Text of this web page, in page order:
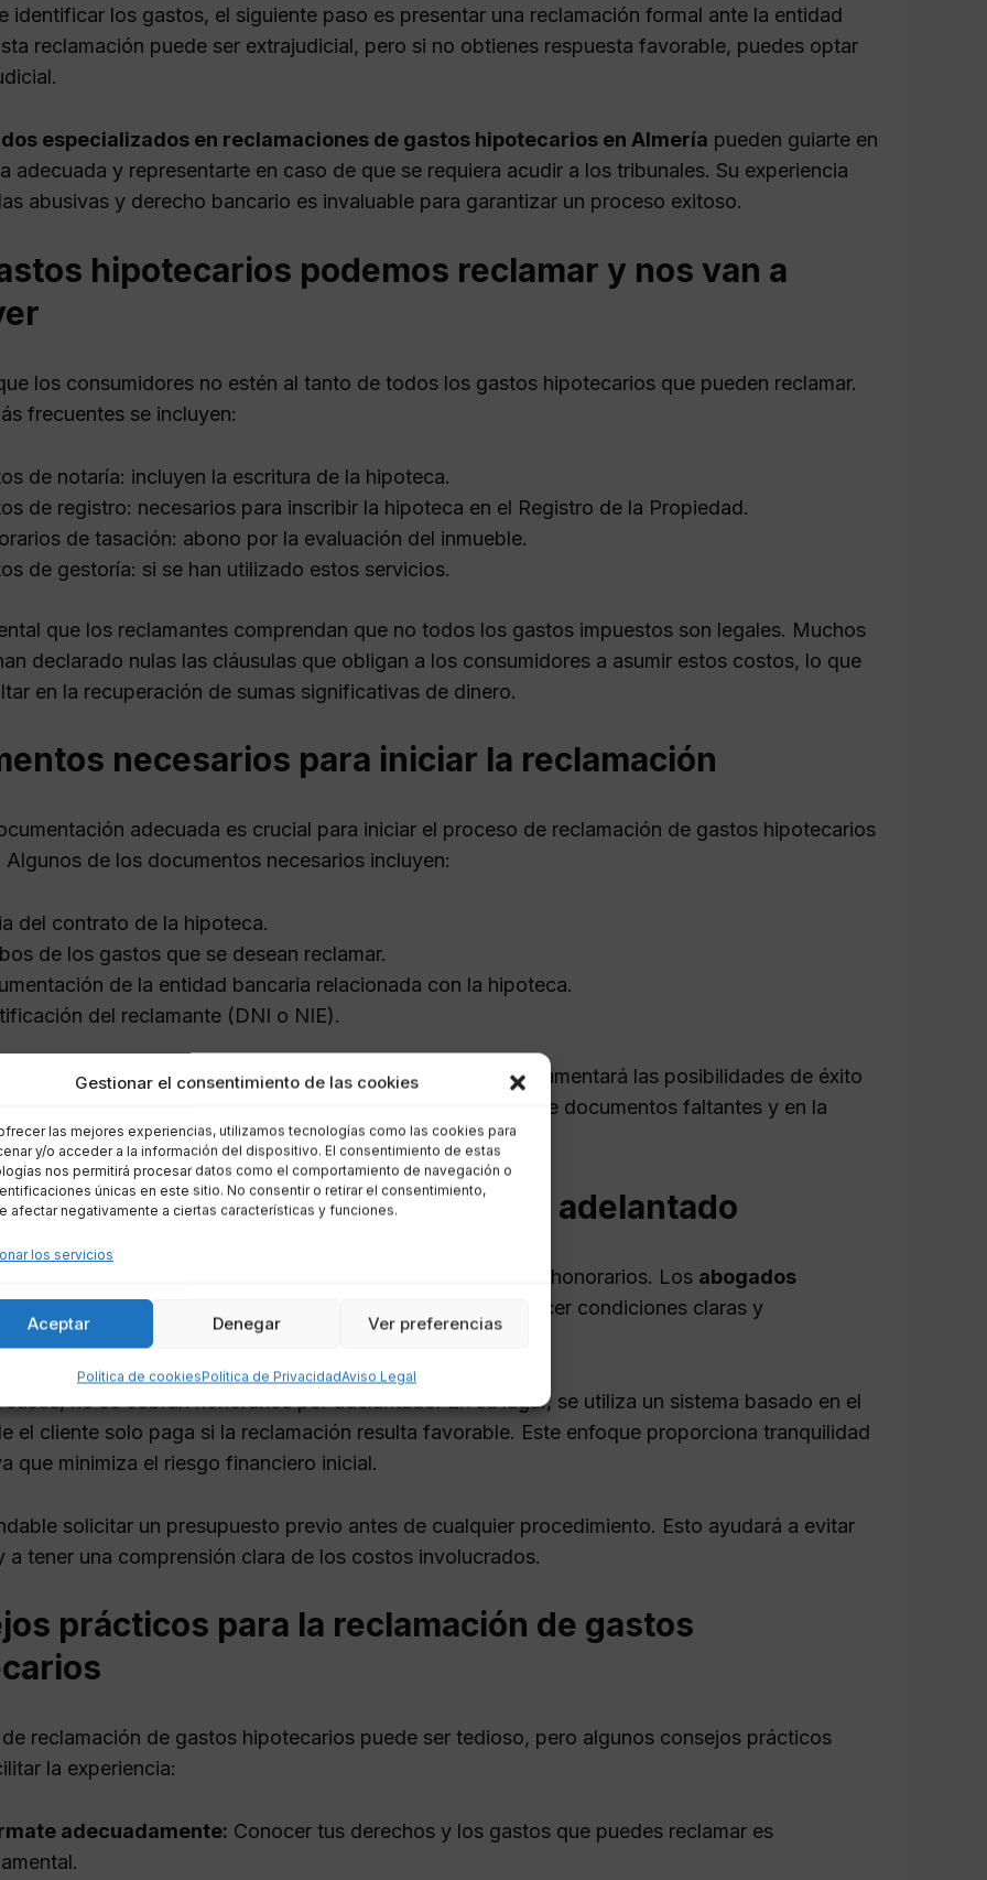
Gestionar el consentimiento de las cookies
las mejores experiencias, utilizamos tecnologías como las cookies para
y/o acceder a la información del dispositivo. El consentimiento de estas
nos permitirá procesar datos como el comportamiento de navegación o
únicas en este sitio. No consentir o retirar el consentimiento,
afectar negativamente a ciertas características y funciones.
los servicios
Aceptar Denegar Ver preferencias
Política de cookiesPolítica de PrivacidadAviso Legal
identificar los gastos, el siguiente paso es presentar una reclamación formal ante la entidad
reclamación puede ser extrajudicial, pero si no obtienes respuesta favorable, puedes optar
especializados en reclamaciones de gastos hipotecarios en Almería pueden guiarte en
adecuada y representarte en caso de que se requiera acudir a los tribunales. Su experiencia
abusivas y derecho bancario es invaluable para garantizar un proceso exitoso.
hipotecarios podemos reclamar y nos van a
los consumidores no estén al tanto de todos los gastos hipotecarios que pueden reclamar.
frecuentes se incluyen:
de notaría: incluyen la escritura de la hipoteca.
de registro: necesarios para inscribir la hipoteca en el Registro de la Propiedad.
de tasación: abono por la evaluación del inmueble.
de gestoría: si se han utilizado estos servicios.
que los reclamantes comprendan que no todos los gastos impuestos son legales. Muchos
declarado nulas las cláusulas que obligan a los consumidores a asumir estos costos, lo que
en la recuperación de sumas significativas de dinero.
necesarios para iniciar la reclamación
adecuada es crucial para iniciar el proceso de reclamación de gastos hipotecarios
Algunos de los documentos necesarios incluyen:
del contrato de la hipoteca.
de los gastos que se desean reclamar.
de la entidad bancaria relacionada con la hipoteca.
del reclamante (DNI o NIE).
organización de estos documentos facilitará el proceso y aumentará las posibilidades de éxito
La asesoría legal puede ayudar en la identificación de documentos faltantes y en la
de la reclamación.
transparentes y sin pago por adelantado
temores al buscar asesoría legal es el costo de los honorarios. Los abogados
cláusulas abusivas de hipoteca en Almería
suelen ofrecer condiciones claras y
casos, no se cobran honorarios por adelantado. En su lugar, se utiliza un sistema basado en el
el cliente solo paga si la reclamación resulta favorable. Este enfoque proporciona tranquilidad
que minimiza el riesgo financiero inicial.
solicitar un presupuesto previo antes de cualquier procedimiento. Esto ayudará a evitar
a tener una comprensión clara de los costos involucrados.
prácticos para la reclamación de gastos
reclamación de gastos hipotecarios puede ser tedioso, pero algunos consejos prácticos
la experiencia:
adecuadamente: Conocer tus derechos y los gastos que puedes reclamar es